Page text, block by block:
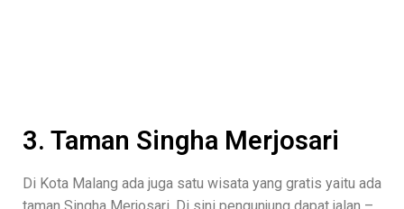
3. Taman Singha Merjosari
Di Kota Malang ada juga satu wisata yang gratis yaitu ada